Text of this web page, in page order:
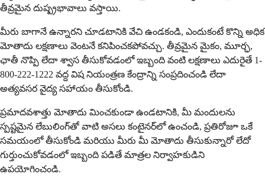
తీవ్రమైన దుష్ప్రభావాలు వస్తాయి.
మీరు బాగానే ఉన్నారని చూడటానికి వేచి ఉండకండి, ఎందుకంటే కొన్ని అధిక
మోతాదు లక్షణాలు వెంటనే కనిపించకపోవచ్చు. తీవ్రమైన మైకం, మూర్ఛ,
ఛాతీ నొప్పి లేదా శ్వాస తీసుకోవడంలో ఇబ్బంది వంటి లక్షణాలు ఎదురైతే 1-
800-222-1222 వద్ద విష నియంత్రణ కేంద్రాన్ని సంప్రదించండి లేదా
అత్యవసర వైద్య సహాయం తీసుకోండి.
ప్రమాదవశాత్తు మోతాదు మించకుండా ఉండటానికి, మీ మందులను
స్పష్టమైన లేబులింగ్‌తో వాటి అసలు కంటైనర్‌లో ఉంచండి, ప్రతిరోజూ ఒకే
సమయంలో తీసుకోండి మరియు మీరు మీ మోతాదు తీసుకున్నారో లేదో
గుర్తుంచుకోవడంలో ఇబ్బంది పడితే మాత్రల నిర్వాహకుడిని
ఉపయోగించండి.